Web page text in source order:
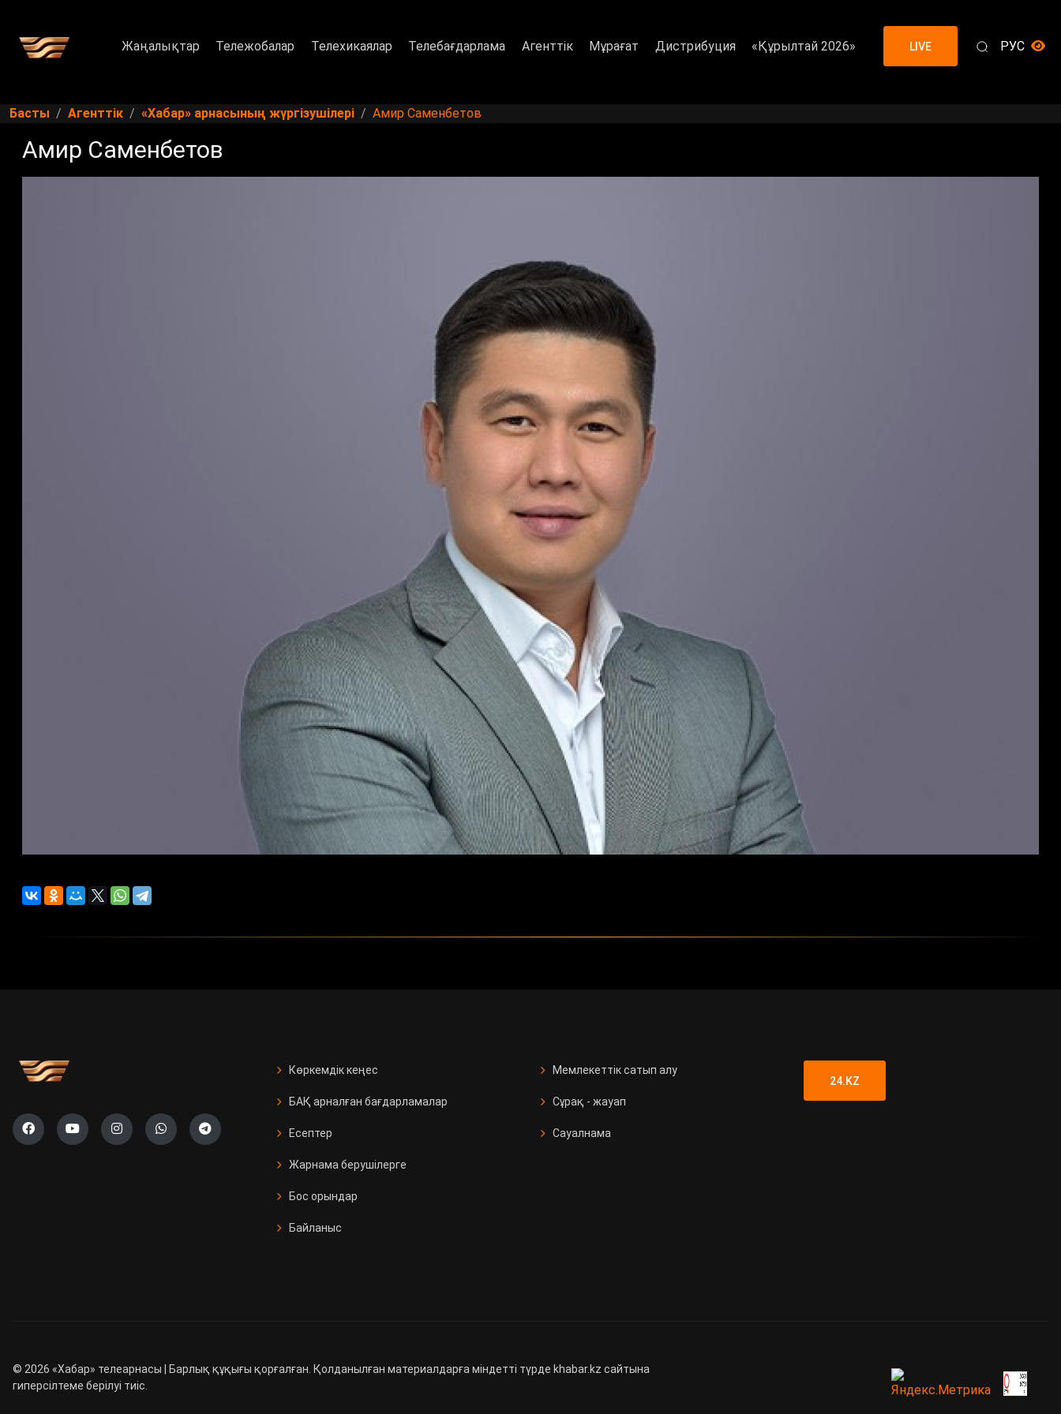
Жаңалықтар Тележобалар Телехикаялар Телебағдарлама Агенттік Мұрағат Дистрибуция «Құрылтай 2026» LIVE РУС
Басты Агенттік «Хабар» арнасының жүргізушілері Амир Саменбетов
Амир Саменбетов
Көркемдік кеңес
БАҚ арналған бағдарламалар
Есептер
Жарнама берушілерге
Бос орындар
Байланыс
Мемлекеттік сатып алу
Сұрақ - жауап
Сауалнама
24.KZ
© 2026 «Хабар» телеарнасы | Барлық құқығы қорғалған. Қолданылған материалдарға міндетті түрде khabar.kz сайтына
гиперсілтеме берілуі тиіс.